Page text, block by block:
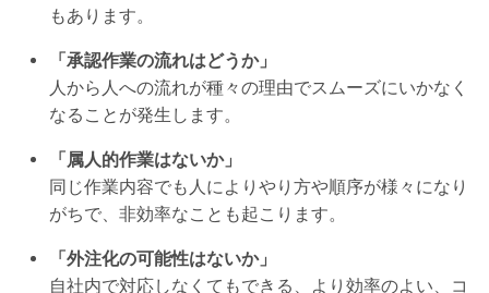
もあります。
「承認作業の流れはどうか」
人から人への流れが種々の理由でスムーズにいかなく
なることが発生します。
「属人的作業はないか」
同じ作業内容でも人によりやり方や順序が様々になり
がちで、非効率なことも起こります。
「外注化の可能性はないか」
自社内で対応しなくてもできる、より効率のよい、コ